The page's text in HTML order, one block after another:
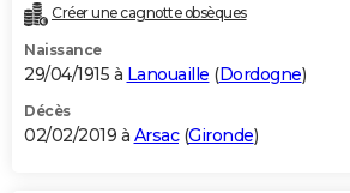
Créer une cagnotte obsèques
Naissance
29/04/1915 à Lanouaille (Dordogne)
Décès
02/02/2019 à Arsac(Gironde)